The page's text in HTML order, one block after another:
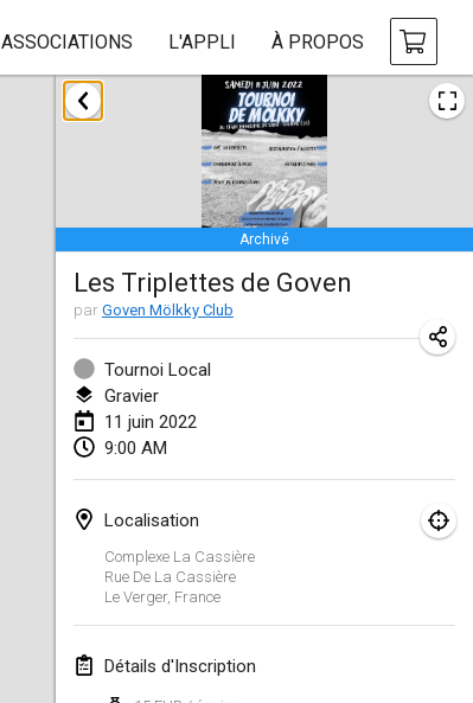
ASSOCIATIONS L'APPLI À PROPOS
Archivé
Les Triplettes de Goven
par Goven Mölkky Club
Tournoi Local
Gravier
11 juin 2022
9:00 AM
Localisation
Complexe La Cassière
Rue De La Cassière
Le Verger, France
Détails d'Inscription
janvier 2022
Tournoi Mixte ASPTTOM
22 janv. 2022|France
KKS Halli Duppeli
22 janv. 2022| Finlande
Mölkky Tournament - Doubles
22 janv. 2022
Suomelan Mölkky-open
22 janv. 2022
23 janv. 2022
février 2022
4 févr. 2022| République tchèque